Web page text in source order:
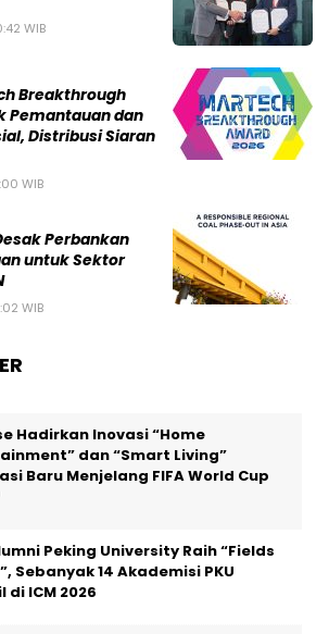
WIB
Breakthrough
Pemantauan dan
Distribusi Siaran
WIB
Perbankan
untuk Sektor
WIB
Hadirkan Inovasi “Home
dan “Smart Living”
Baru Menjelang FIFA World Cup
Peking University Raih “Fields
Sebanyak 14 Akademisi PKU
di ICM 2026